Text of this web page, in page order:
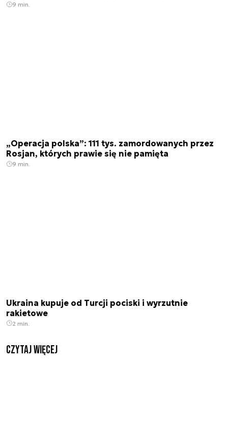
9 min.
„Operacja polska”: 111 tys. zamordowanych przez
Rosjan, których prawie się nie pamięta
9 min.
Ukraina kupuje od Turcji pociski i wyrzutnie
rakietowe
2 min.
czytaj więcej